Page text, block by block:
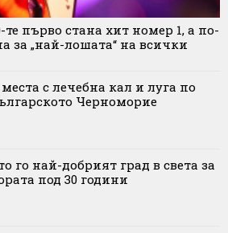
те първо стана хит номер 1, а по-
за „най-лошата“ на всички
с лечебна кал и луга по
Черноморие
го най-добрият град в света за
под 30 години